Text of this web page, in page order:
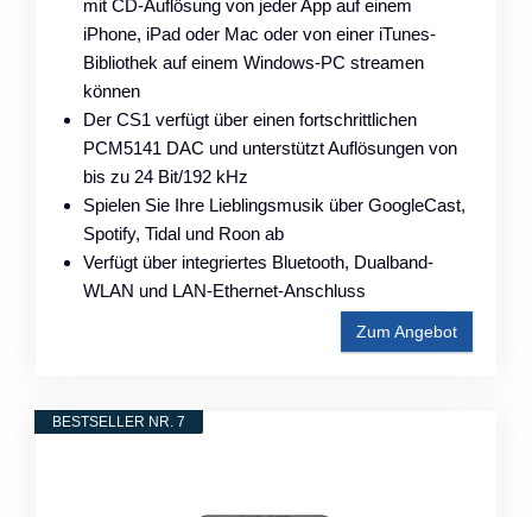
mit CD-Auflösung von jeder App auf einem
iPhone, iPad oder Mac oder von einer iTunes-
Bibliothek auf einem Windows-PC streamen
können
Der CS1 verfügt über einen fortschrittlichen
PCM5141 DAC und unterstützt Auflösungen von
bis zu 24 Bit/192 kHz
Spielen Sie Ihre Lieblingsmusik über GoogleCast,
Spotify, Tidal und Roon ab
Verfügt über integriertes Bluetooth, Dualband-
WLAN und LAN-Ethernet-Anschluss
Zum Angebot
BESTSELLER NR. 7